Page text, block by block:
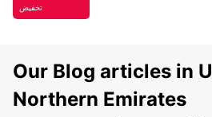
تخفيض
Our Blog articles in
Northern Emirates